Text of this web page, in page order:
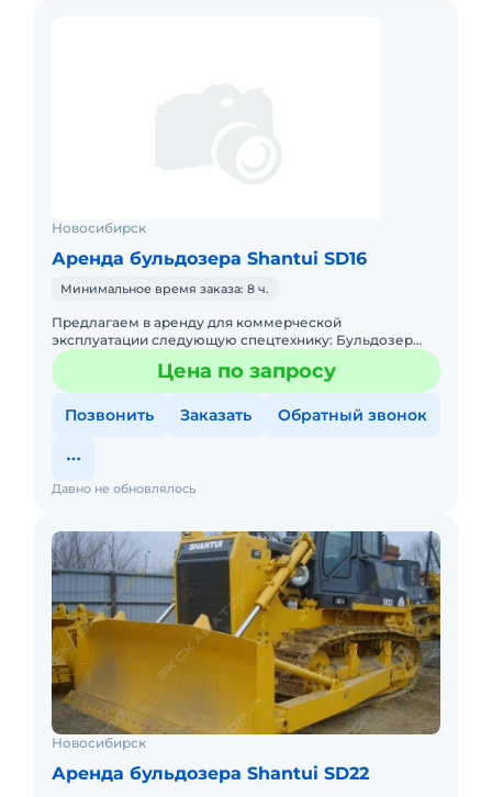
Новосибирск
Аренда бульдозера Shantui SD16
Минимальное время заказа: 8 ч.
Предлагаем в аренду для коммерческой
эксплуатации следующую спецтехнику: Бульдозер
Shantui SD-16 (либо аналог) Имеем большой опыт
работы, высококвалифицирован
Цена по запросу
Позвонить Заказать Обратный звонок
Давно не обновлялось
Новосибирск
Аренда бульдозера Shantui SD22